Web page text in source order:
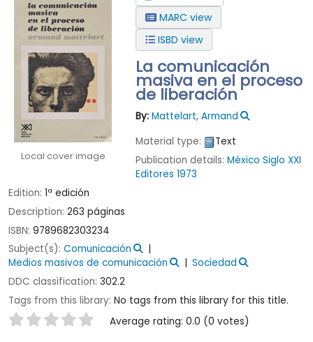
Local cover image
MARC view
ISBD view
La comunicación
masiva en el proceso
de liberación
By: Mattelart, Armand
Material type:
Text
Publication details:México Siglo XXI
Editores 1973
Edition: 1ª edición
Description: 263 páginas
ISBN: 9789682303234
Subject(s): Comunicación
Medios masivos de comunicación
Sociedad
DDC classification: 302.2
Tags from this library: No tags from this library for this title.
Star ratings Average rating: 0.0 (0 votes)